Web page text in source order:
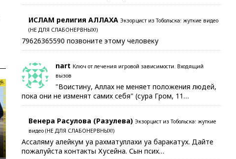
ИСЛАМ религия АЛЛАХА Экзорцист из Тобольска: жуткие видео
(НЕ ДЛЯ СЛАБОНЕРВНЫХ!)
79626365590 позвоните этому человеку
nart Ключ от лечения игровой зависимости. Входящий
вызов
"Воистину, Аллах не меняет положения людей,
пока они не изменят самих себя" (сура Гром, 11…
Венера Расулова (Разулева) Экзорцист из Тобольска: жуткие
видео (НЕ ДЛЯ СЛАБОНЕРВНЫХ!)
Ассаляму алейкум уа рахматуллахи уа баракатух. Дайте
пожалуйста контакты Хусейна. Сын псих…